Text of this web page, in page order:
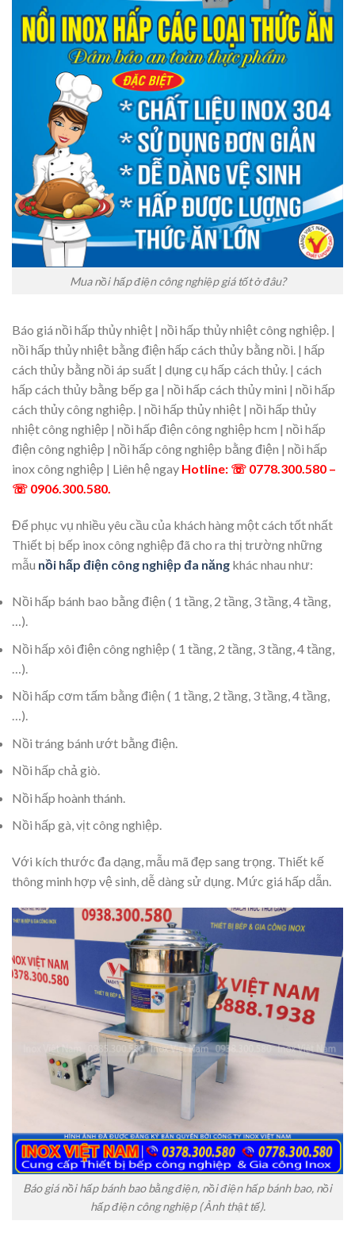
Mua nồi hấp điện công nghiệp giá tốt ở đâu?
Báo giá nồi hấp thủy nhiệt | nồi hấp thủy nhiệt công nghiệp. |
nồi hấp thủy nhiệt bằng điện hấp cách thủy bằng nồi. | hấp
cách thủy bằng nồi áp suất | dụng cụ hấp cách thủy. | cách
hấp cách thủy bằng bếp ga | nồi hấp cách thủy mini | nồi hấp
cách thủy công nghiệp. | nồi hấp thủy nhiệt | nồi hấp thủy
nhiệt công nghiệp | nồi hấp điện công nghiệp hcm | nồi hấp
điện công nghiệp | nồi hấp công nghiệp bằng điện | nồi hấp
inox công nghiệp | Liên hệ ngay Hotline: ☏ 0778.300.580 –
☏ 0906.300.580.
Để phục vụ nhiều yêu cầu của khách hàng một cách tốt nhất
Thiết bị bếp inox công nghiệp đã cho ra thị trường những
mẫu nồi hấp điện công nghiệp đa năng khác nhau như:
Nồi hấp bánh bao bằng điện ( 1 tầng, 2 tầng, 3 tầng, 4 tầng,
…).
Nồi hấp xôi điện công nghiệp ( 1 tầng, 2 tầng, 3 tầng, 4 tầng,
…).
Nồi hấp cơm tấm bằng điện ( 1 tầng, 2 tầng, 3 tầng, 4 tầng,
…).
Nồi tráng bánh ướt bằng điện.
Nồi hấp chả giò.
Nồi hấp hoành thánh.
Nồi hấp gà, vịt công nghiệp.
Với kích thước đa dạng, mẫu mã đẹp sang trọng. Thiết kế
thông minh hợp vệ sinh, dễ dàng sử dụng. Mức giá hấp dẫn.
Báo giá nồi hấp bánh bao bằng điện, nồi điện hấp bánh bao, nồi
hấp điện công nghiệp ( Ảnh thật tế).